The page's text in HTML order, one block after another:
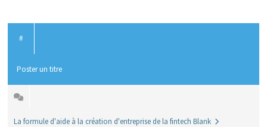
#
Poster un titre
La formule d'aide à la création d'entreprise de la fintech Blank